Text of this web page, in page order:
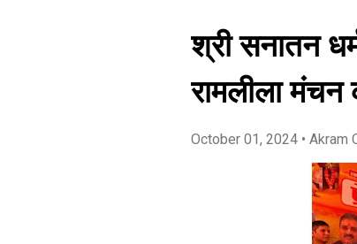
श्री सनातन
रामलीला मंचन
October 01, 2024 • Akram